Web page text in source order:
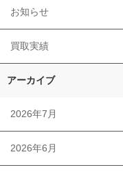
お知らせ
買取実績
アーカイブ
2026年7月
2026年6月